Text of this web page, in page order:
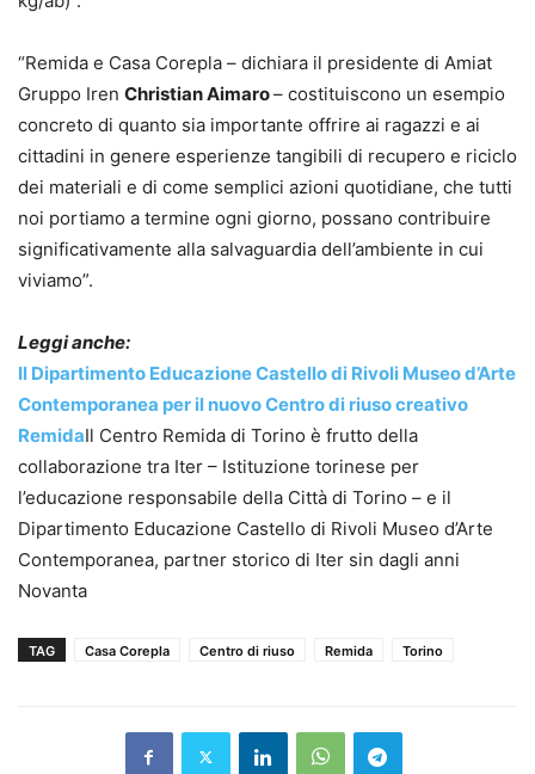
“Remida e Casa Corepla – dichiara il presidente di Amiat
Gruppo Iren Christian Aimaro– costituiscono un esempio
concreto di quanto sia importante offrire ai ragazzi e ai
cittadini in genere esperienze tangibili di recupero e riciclo
dei materiali e di come semplici azioni quotidiane, che tutti
noi portiamo a termine ogni giorno, possano contribuire
significativamente alla salvaguardia dell’ambiente in cui
viviamo”.
Leggi anche:
Il Dipartimento Educazione Castello di Rivoli Museo d’Arte
Contemporanea per il nuovo Centro di riuso creativo
RemidaIl Centro Remida di Torino è frutto della
collaborazione tra Iter – Istituzione torinese per
l’educazione responsabile della Città di Torino – e il
Dipartimento Educazione Castello di Rivoli Museo d’Arte
Contemporanea, partner storico di Iter sin dagli anni
Novanta
TAG Casa Corepla Centro di riuso Remida Torino